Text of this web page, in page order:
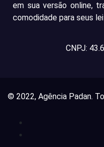
em sua versão online,
comodidade para seus
CNPJ:
© 2022, Agência Padan.